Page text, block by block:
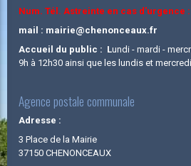
Num. Tél. Astreinte en cas d'urgence :
mail : mairie@chenonceaux.fr
Accueil du public : Lundi - mardi -
9h à 12h30 ainsi que les lundis et
Agence postale communale
Adresse :
3 Place de la Mairie
37150 CHENONCEAUX